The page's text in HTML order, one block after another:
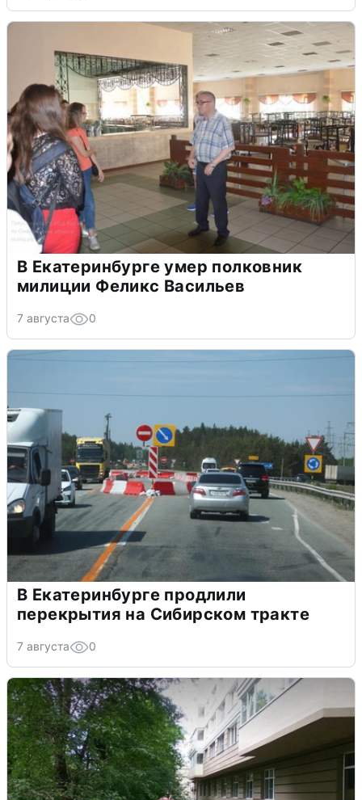
В Екатеринбурге умер полковник
милиции Феликс Васильев
7 августа 0
В Екатеринбурге продлили
перекрытия на Сибирском тракте
7 августа 0